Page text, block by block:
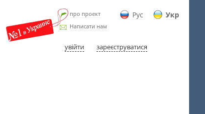
Рус Укр
про проект
Написати нам
увійти зареєструватися